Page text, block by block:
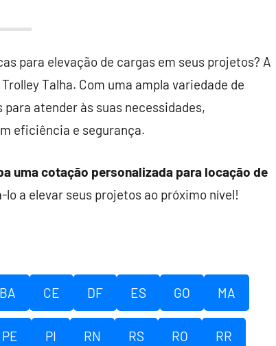
para elevação de cargas em seus projetos? A
Talha. Com uma ampla variedade de
atender às suas necessidades,
eficiência e segurança.
uma cotação personalizada para locação de
a elevar seus projetos ao próximo nível!
BA CE DF ES GO MA
PE PI RN RS RO RR